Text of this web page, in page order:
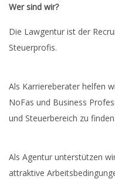
Wer sind wir?
Die Lawgentur ist der
Steuerprofis.
Als Karriereberater helfen
NoFas und Business
und Steuerbereich zu finden.
Als Agentur unterstützen
attraktive